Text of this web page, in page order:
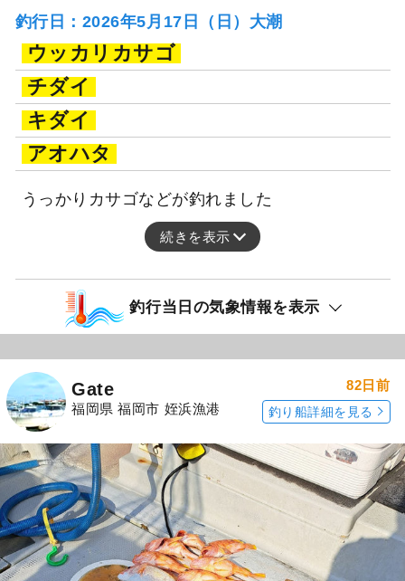
釣行日：2026年5月17日（日）大潮
ウッカリカサゴ
チダイ
キダイ
アオハタ
うっかりカサゴなどが釣れました
続きを表示
釣行当日の気象情報を表示
Gate
福岡県 福岡市 姪浜漁港
82日前
釣り船詳細を見る